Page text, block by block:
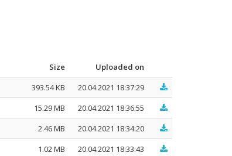
Size
Uploaded on
393.54 KB
20.04.2021 18:37:29
15.29 MB
20.04.2021 18:36:55
2.46 MB
20.04.2021 18:34:20
1.02 MB 20.04.2021 18:33:43